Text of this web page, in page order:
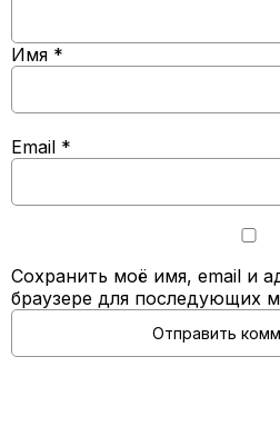
Имя *
Email *
Сохранить моё имя, email и
браузере для последующих